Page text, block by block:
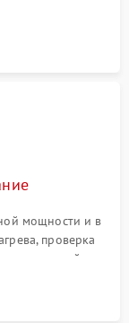
тепла.
шкафа.
мощности и в
проверка
заданной
тока.